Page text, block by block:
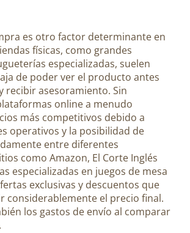
es otro factor determinante en
físicas, como grandes
especializadas, suelen
de poder ver el producto antes
recibir asesoramiento. Sin
online a menudo
más competitivos debido a
operativos y la posibilidad de
entre diferentes
como Amazon, El Corte Inglés
especializadas en juegos de mesa
exclusivas y descuentos que
considerablemente el precio final.
los gastos de envío al comparar